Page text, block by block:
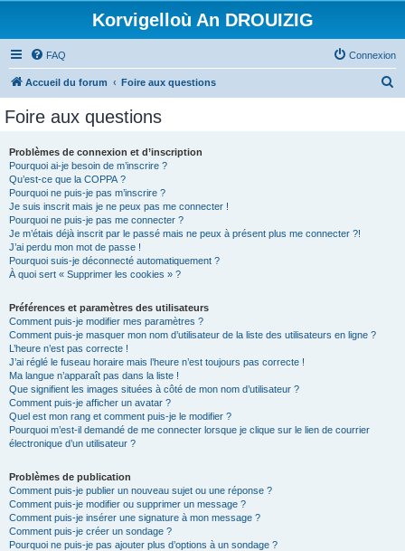
Korvigelloù An DROUIZIG
FAQ Connexion
Accueil du forum Foire aux questions
Foire aux questions
Problèmes de connexion et d’inscription
Pourquoi ai-je besoin de m’inscrire ?
Qu’est-ce que la COPPA ?
Pourquoi ne puis-je pas m’inscrire ?
Je suis inscrit mais je ne peux pas me connecter !
Pourquoi ne puis-je pas me connecter ?
Je m’étais déjà inscrit par le passé mais ne peux à présent plus me connecter ?!
J’ai perdu mon mot de passe !
Pourquoi suis-je déconnecté automatiquement ?
À quoi sert « Supprimer les cookies » ?
Préférences et paramètres des utilisateurs
Comment puis-je modifier mes paramètres ?
Comment puis-je masquer mon nom d’utilisateur de la liste des utilisateurs en ligne ?
L’heure n’est pas correcte !
J’ai réglé le fuseau horaire mais l’heure n’est toujours pas correcte !
Ma langue n’apparaît pas dans la liste !
Que signifient les images situées à côté de mon nom d’utilisateur ?
Comment puis-je afficher un avatar ?
Quel est mon rang et comment puis-je le modifier ?
Pourquoi m’est-il demandé de me connecter lorsque je clique sur le lien de courrier
électronique d’un utilisateur ?
Problèmes de publication
Comment puis-je publier un nouveau sujet ou une réponse ?
Comment puis-je modifier ou supprimer un message ?
Comment puis-je insérer une signature à mon message ?
Comment puis-je créer un sondage ?
Pourquoi ne puis-je pas ajouter plus d’options à un sondage ?